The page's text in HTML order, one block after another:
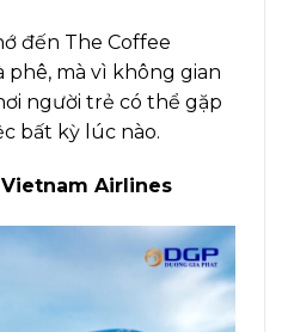
đến The Coffee
phê, mà vì không gian
người trẻ có thể gặp
bất kỳ lúc nào.
Airlines